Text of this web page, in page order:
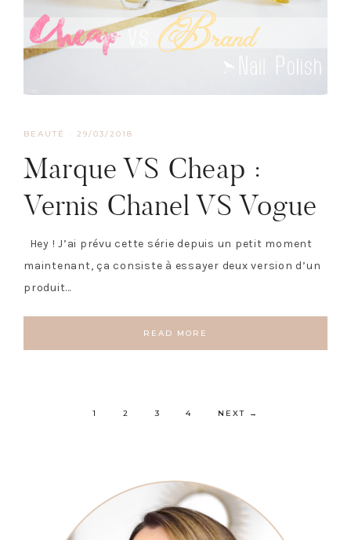
BEAUTÉ · 29/03/2018
Marque VS Cheap :
Vernis Chanel VS Vogue
Hey ! J’ai prévu cette série depuis un petit moment
maintenant, ça consiste à essayer deux version d’un
produit…
READ MORE
1 2 3 4 NEXT →